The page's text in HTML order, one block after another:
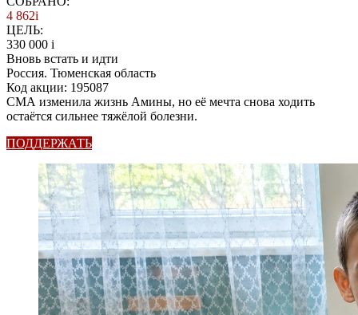
4 862i
ЦЕЛЬ:
330 000 i
Вновь встать и идти
Россия. Тюменская область
Код акции: 195087
СМА изменила жизнь Амины, но её мечта снова ходить
остаётся сильнее тяжёлой болезни.
ПОДДЕРЖАТЬ